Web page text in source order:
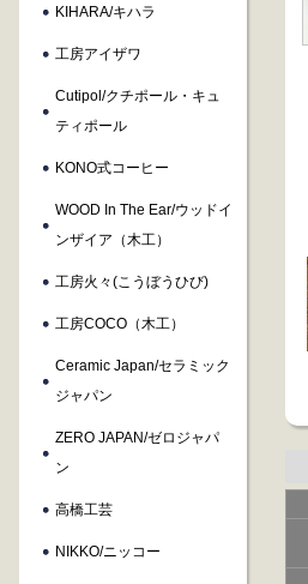
KIHARA/キハラ
工房アイザワ
Cutipol/クチポール・キュ
ティポール
KONO式コーヒー
WOOD In The Ear/ウッドイ
ンザイア（木工）
工房火々(こうぼうひび)
工房COCO（木工）
Ceramic Japan/セラミック
ジャパン
ZERO JAPAN/ゼロジャパ
ン
高橋工芸
NIKKO/ニッコー